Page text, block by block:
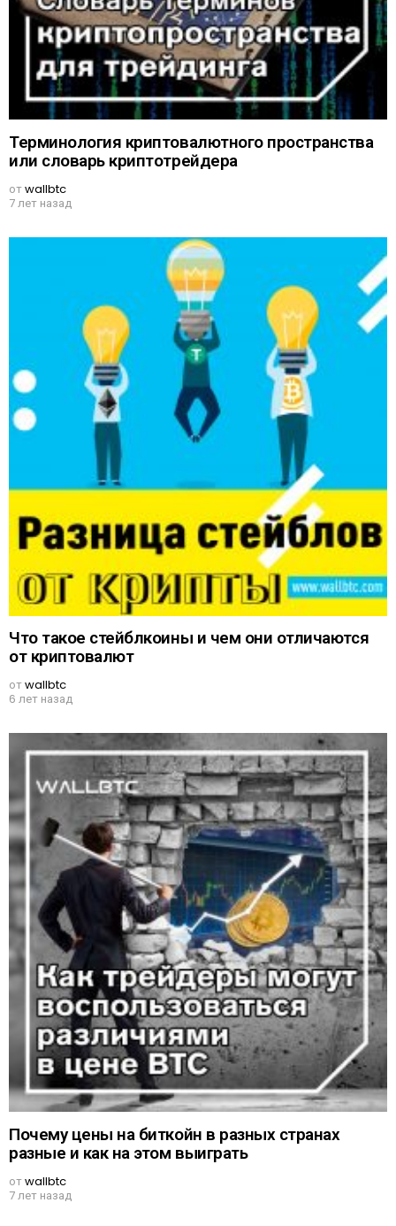
Терминология криптовалютного пространства
или словарь криптотрейдера
отwallbtc
7 лет назад
Что такое стейблкоины и чем они отличаются
от криптовалют
отwallbtc
6 лет назад
Почему цены на биткойн в разных странах
разные и как на этом выиграть
отwallbtc
7 лет назад